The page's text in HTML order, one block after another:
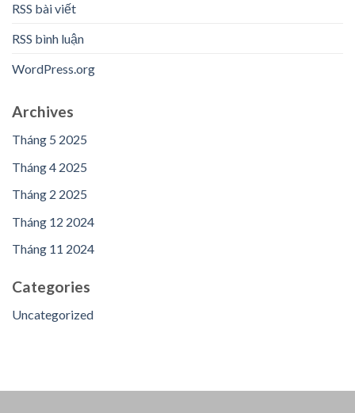
RSS bài viết
RSS bình luận
WordPress.org
Archives
Tháng 5 2025
Tháng 4 2025
Tháng 2 2025
Tháng 12 2024
Tháng 11 2024
Categories
Uncategorized